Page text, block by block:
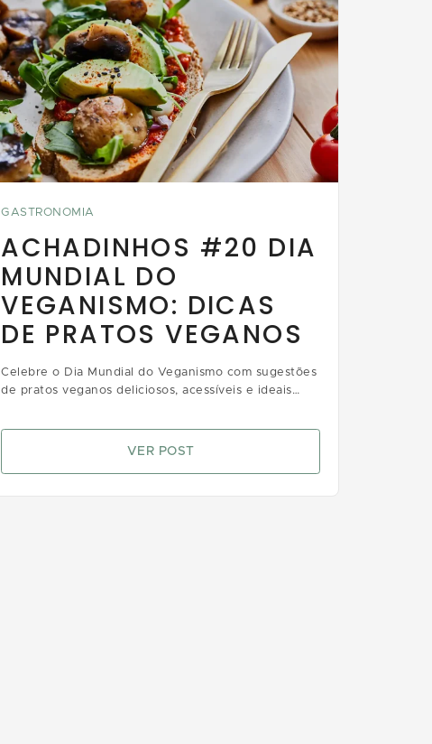
GASTRONOMIA
ACHADINHOS #20 DIA
MUNDIAL DO
VEGANISMO: DICAS
DE PRATOS VEGANOS
Celebre o Dia Mundial do Veganismo com sugestões
de pratos veganos deliciosos, acessíveis e ideais
VER POST